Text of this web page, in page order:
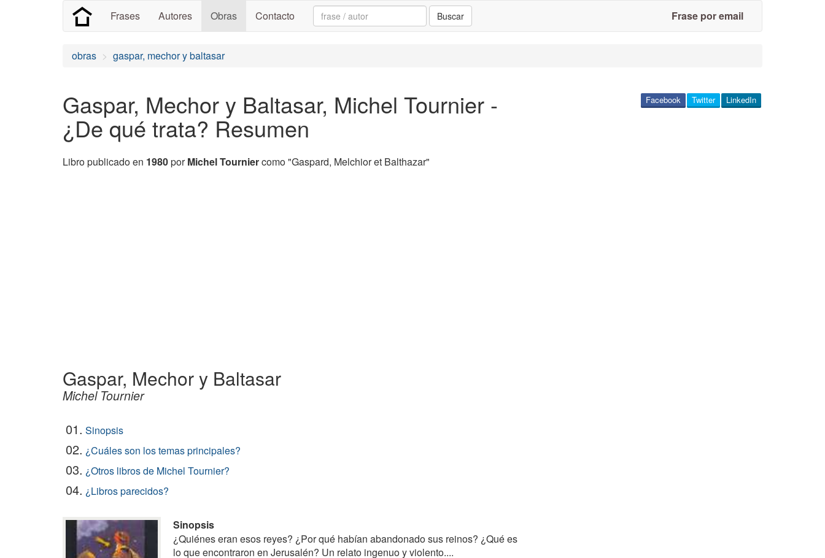
Frases Autores Obras Contacto Search: Buscar Frase por email
obras gaspar, mechor y baltasar
Gaspar, Mechor y Baltasar, Michel Tournier -
¿De qué trata? Resumen
Libro publicado en 1980porMichel Tourniercomo "Gaspard, Melchior et Balthazar"
LinkedIn
Twitter
Facebook
Gaspar, Mechor y Baltasar
Michel Tournier
01. Sinopsis
02. ¿Cuáles son los temas principales?
03. ¿Otros libros de Michel Tournier?
04. ¿Libros parecidos?
Sinopsis
¿Quiénes eran esos reyes? ¿Por qué habían abandonado sus reinos? ¿Qué es
lo que encontraron en Jerusalén? Un relato ingenuo y violento....